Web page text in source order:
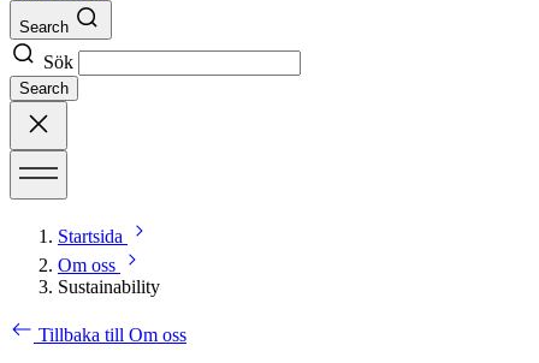
Search
Sök
Search
Startsida
Om oss
Sustainability
Tillbaka till Om oss